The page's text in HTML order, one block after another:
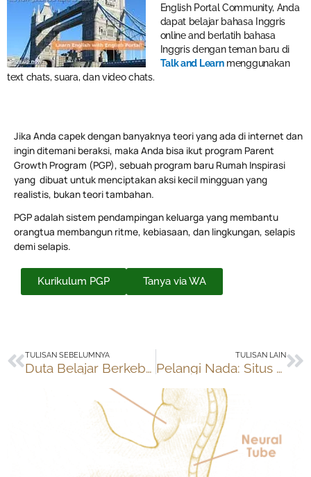
English Portal Community, Anda
dapat belajar bahasa Inggris
online and berlatih bahasa
Inggris dengan teman baru di
Talk and Learnmenggunakan
text chats, suara, dan video chats.
Jika Anda capek dengan banyaknya teori yang ada di internet dan
ingin ditemani beraksi, maka Anda bisa ikut program Parent
Growth Program (PGP), sebuah program baru Rumah Inspirasi
yang dibuat untuk menciptakan aksi kecil mingguan yang
realistis, bukan teori tambahan.
PGP adalah sistem pendampingan keluarga yang membantu
orangtua membangun ritme, kebiasaan, dan lingkungan, selapis
demi selapis.
Kurikulum PGP Tanya via WA
Prev
TULISAN SEBELUMNYA
Duta Belajar Berkebun
TULISAN LAIN
Pelangi Nada: Situs Lagu Anak Indonesia